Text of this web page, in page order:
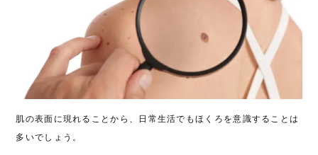
肌の表面に現れることから、日常生活でもほくろを意識することは
多いでしょう。